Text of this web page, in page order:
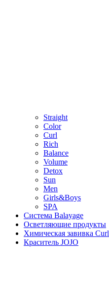
Straight
Color
Curl
Rich
Balance
Volume
Detox
Sun
Men
Girls&Boys
SPA
Система Balayage
Осветляющие продукты
Химическая завивка
Краситель JOJO